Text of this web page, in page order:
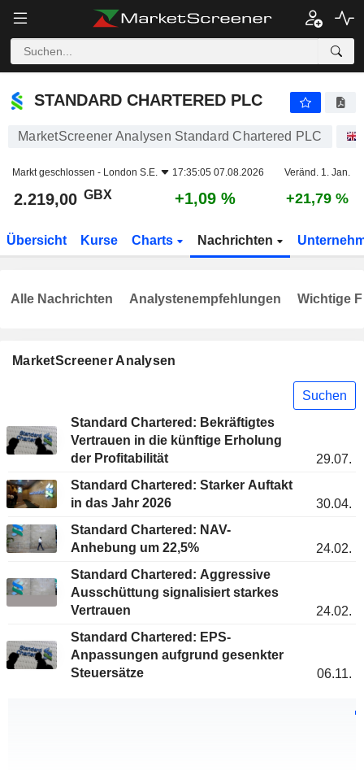
STANDARD CHARTERED PLC
MarketScreener Analysen Standard Chartered PLC
Markt geschlossen - London S.E. 17:35:05 07.08.2026 Veränd. 1. Jan.
2.219,00 GBX +1,09 % +21,79 %
Übersicht Kurse Charts Nachrichten
MarketScreener Analysen
Suchen
Standard Chartered: Bekräftigtes
Vertrauen in die künftige Erholung
der Profitabilität
29.07.
Standard Chartered: Starker Auftakt
in das Jahr 2026
30.04.
Standard Chartered: NAV-
Anhebung um 22,5%
24.02.
Standard Chartered: Aggressive
Ausschüttung signalisiert starkes
Vertrauen
24.02.
Standard Chartered: EPS-
Anpassungen aufgrund gesenkter
Steuersätze
06.11.
Alle Nachrichten Analystenempfehlungen Wichtige